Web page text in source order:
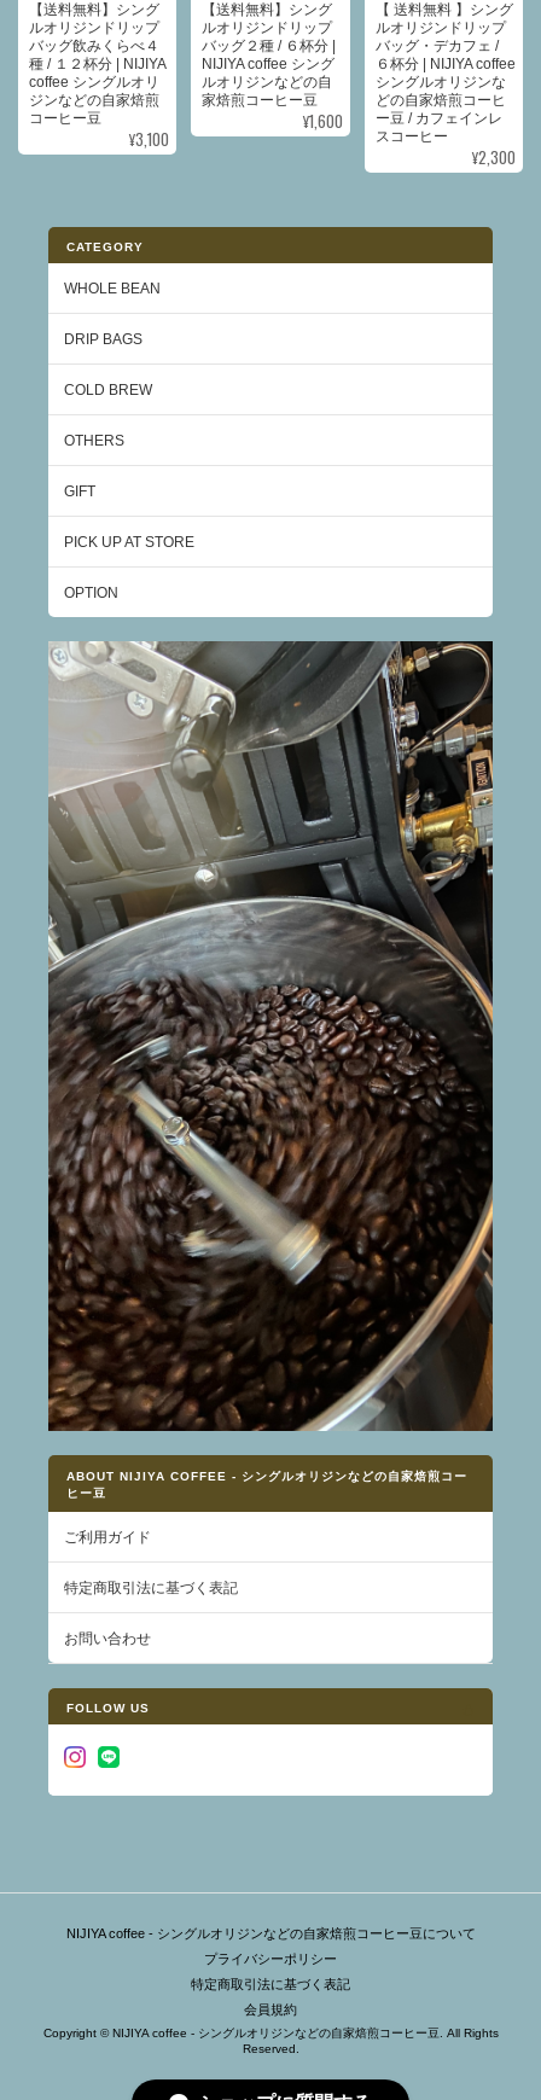
【送料無料】シング
ルオリジンドリップ
バッグ飲みくらべ４
種 / １２杯分 | NIJIYA
coffee シングルオリ
ジンなどの自家焙煎
コーヒー豆
¥3,100
【送料無料】シング
ルオリジンドリップ
バッグ２種 / ６杯分 |
NIJIYA coffee シング
ルオリジンなどの自
家焙煎コーヒー豆
¥1,600
【 送料無料 】シング
ルオリジンドリップ
バッグ・デカフェ /
６杯分 | NIJIYA coffee
シングルオリジンな
どの自家焙煎コーヒ
ー豆 / カフェインレ
スコーヒー
¥2,300
CATEGORY
WHOLE BEAN
DRIP BAGS
COLD BREW
OTHERS
GIFT
PICK UP AT STORE
OPTION
ABOUT NIJIYA COFFEE - シングルオリジンなどの自家焙煎コー
ヒー豆
ご利用ガイド
特定商取引法に基づく表記
お問い合わせ
FOLLOW US
NIJIYA coffee - シングルオリジンなどの自家焙煎コーヒー豆について
プライバシーポリシー
特定商取引法に基づく表記
会員規約
Copyright © NIJIYA coffee - シングルオリジンなどの自家焙煎コーヒー豆. All Rights
Reserved.